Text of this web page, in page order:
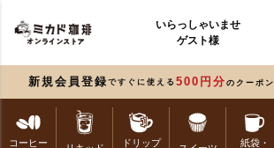
いらっしゃいませ
ゲスト様
新規会員登録 ですぐに使える 500円分 のクーポン
コーヒー
ドリップ
紙袋・